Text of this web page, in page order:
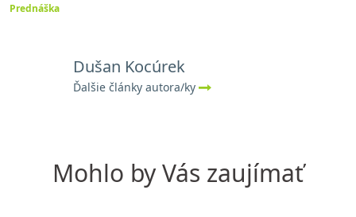
Prednáška
Dušan Kocúrek
Ďalšie články autora/ky
Mohlo by Vás zaujímať